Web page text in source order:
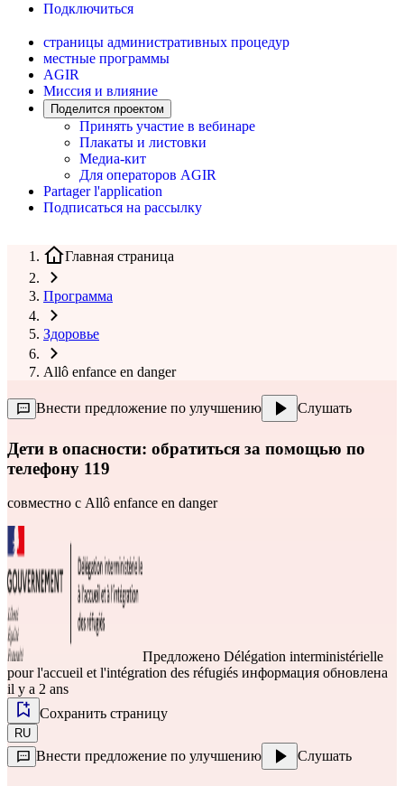
Подключиться
страницы административных процедур
местные программы
AGIR
Миссия и влияние
Поделится проектом
Принять участие в вебинаре
Плакаты и листовки
Медиа-кит
Для операторов AGIR
Partager l'application
Подписаться на рассылку
Главная страница
Программа
Здоровье
Allô enfance en danger
Внести предложение по улучшению Слушать
Дети в опасности: обратиться за помощью по
телефону 119
совместно с Allô enfance en danger
Предложено Délégation interministérielle
pour l'accueil et l'intégration des réfugiés информация обновлена
il y a 2 ans
Сохранить страницу
RU
Внести предложение по улучшению Слушать